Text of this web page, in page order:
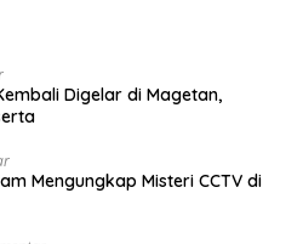
Digelar di Magetan,
Mengungkap Misteri CCTV di